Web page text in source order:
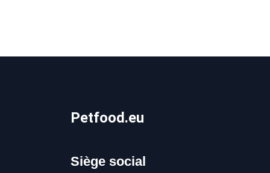
Petfood.eu
Siège social